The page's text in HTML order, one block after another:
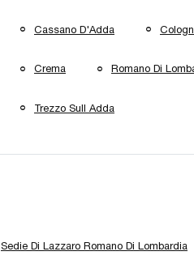
Cassano D'Adda
Crema Romano Di
Trezzo Sull Adda
Sedie Di Lazzaro Romano Di Lombardia